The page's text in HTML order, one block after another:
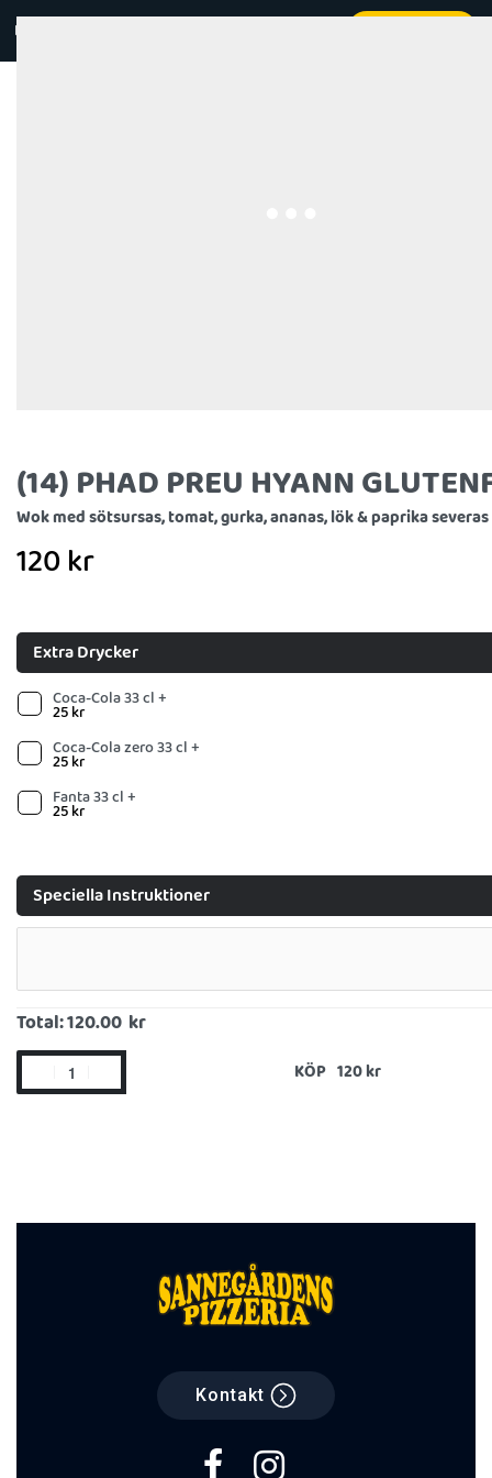
Kontakt
(14) PHAD PREU HYANN
Wok med sötsursas, tomat, gurka, ananas, lök & paprika
120kr
Extra Drycker
Coca-Cola 33 cl +
25kr
Coca-Cola zero 33 cl +
25kr
Fanta 33 cl +
25kr
Speciella Instruktioner
Total:120.00 kr
KÖP
Kontakt